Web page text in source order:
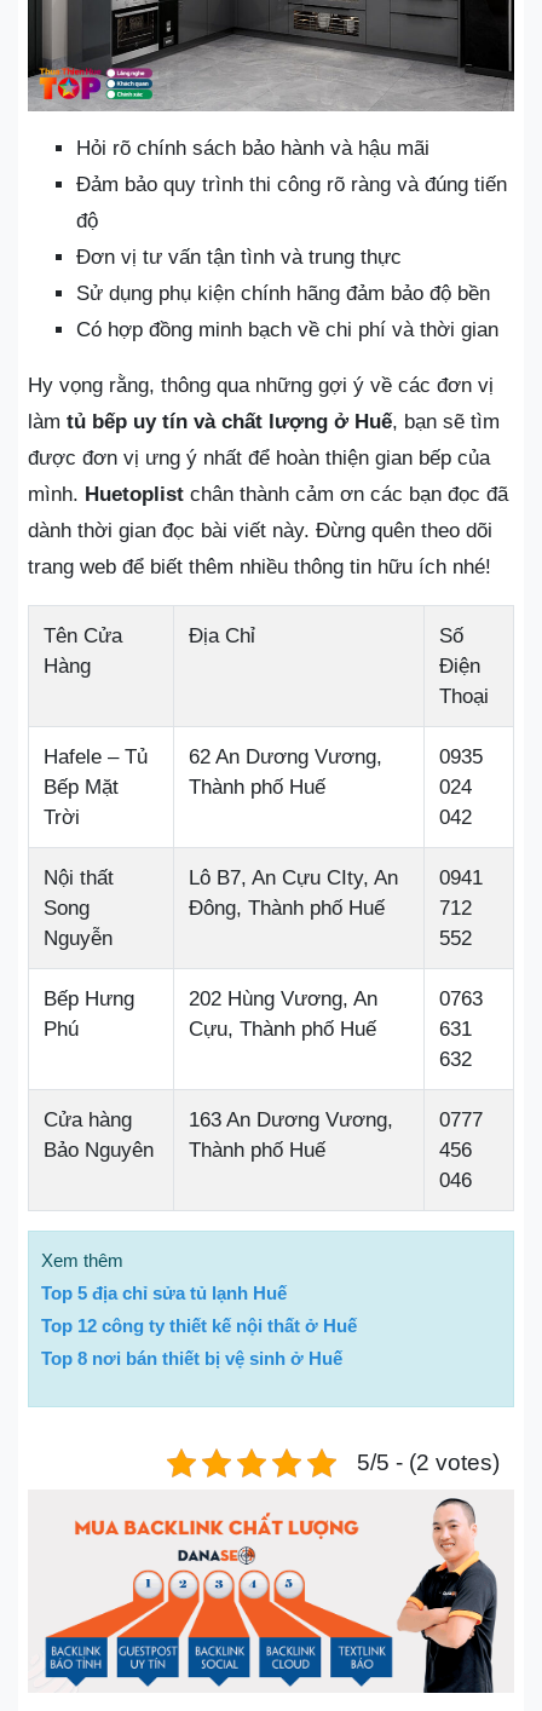
Hỏi rõ chính sách bảo hành và hậu mãi
Đảm bảo quy trình thi công rõ ràng và đúng tiến
độ
Đơn vị tư vấn tận tình và trung thực
Sử dụng phụ kiện chính hãng đảm bảo độ bền
Có hợp đồng minh bạch về chi phí và thời gian
Hy vọng rằng, thông qua những gợi ý về các đơn vị
làm tủ bếp uy tín và chất lượng ở Huế, bạn sẽ tìm
được đơn vị ưng ý nhất để hoàn thiện gian bếp của
mình. Huetoplist chân thành cảm ơn các bạn đọc đã
dành thời gian đọc bài viết này. Đừng quên theo dõi
trang web để biết thêm nhiều thông tin hữu ích nhé!
Tên Cửa
Hàng
Địa Chỉ
Số
Điện
Thoại
Hafele – Tủ
Bếp Mặt
Trời
62 An Dương Vương,
Thành phố Huế
0935
024
042
Nội thất
Song
Nguyễn
Lô B7, An Cựu CIty, An
Đông, Thành phố Huế
0941
712
552
Bếp Hưng
Phú
202 Hùng Vương, An
Cựu, Thành phố Huế
0763
631
632
Cửa hàng
Bảo Nguyên
163 An Dương Vương,
Thành phố Huế
0777
456
046
Xem thêm
Top 5 địa chỉ sửa tủ lạnh Huế
Top 12 công ty thiết kế nội thất ở Huế
Top 8 nơi bán thiết bị vệ sinh ở Huế
5/5 - (2 votes)